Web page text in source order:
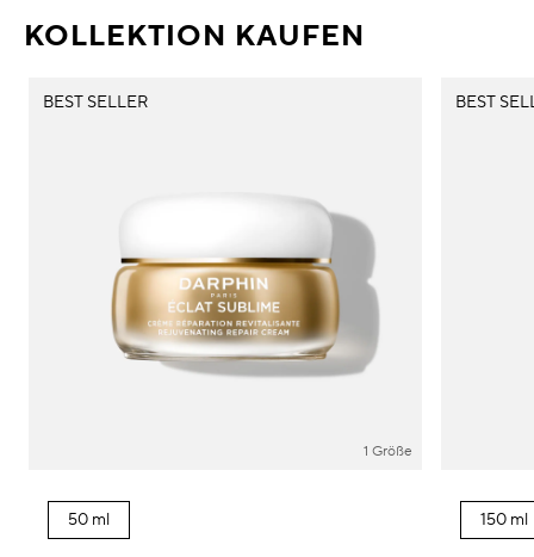
KOLLEKTION KAUFEN
BEST SELLER
1 Größe
50 ml
BEST
150 ml